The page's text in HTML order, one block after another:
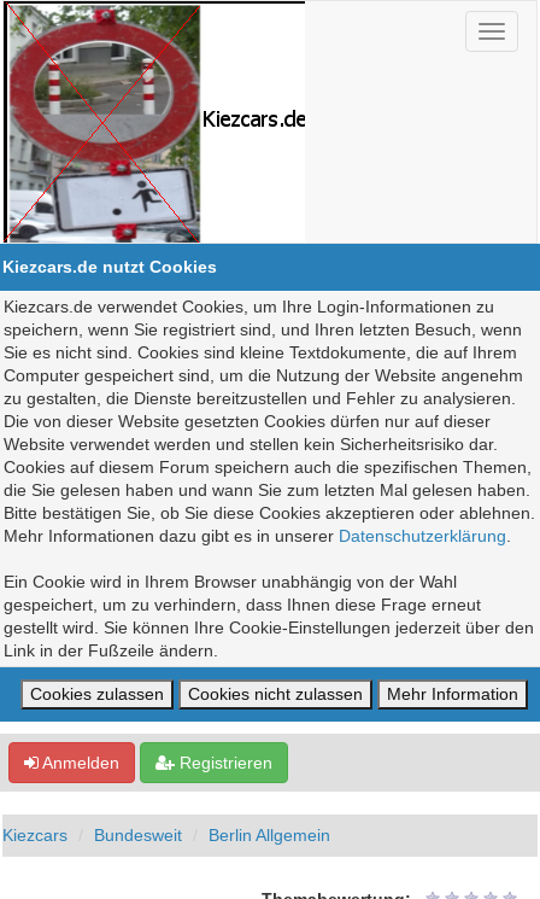
Kiezcars.de nutzt Cookies
Kiezcars.de verwendet Cookies, um Ihre Login-Informationen zu
speichern, wenn Sie registriert sind, und Ihren letzten Besuch, wenn
Sie es nicht sind. Cookies sind kleine Textdokumente, die auf Ihrem
Computer gespeichert sind, um die Nutzung der Website angenehm
zu gestalten, die Dienste bereitzustellen und Fehler zu analysieren.
Die von dieser Website gesetzten Cookies dürfen nur auf dieser
Website verwendet werden und stellen kein Sicherheitsrisiko dar.
Cookies auf diesem Forum speichern auch die spezifischen Themen,
die Sie gelesen haben und wann Sie zum letzten Mal gelesen haben.
Bitte bestätigen Sie, ob Sie diese Cookies akzeptieren oder ablehnen.
Mehr Informationen dazu gibt es in unserer Datenschutzerklärung
Ein Cookie wird in Ihrem Browser unabhängig von der Wahl
gespeichert, um zu verhindern, dass Ihnen diese Frage erneut
gestellt wird. Sie können Ihre Cookie-Einstellungen jederzeit über den
Link in der Fußzeile ändern.
Anmelden Registrieren
Kiezcars Bundesweit Berlin Allgemein